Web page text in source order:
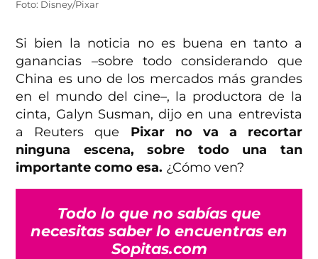
Foto: Disney/Pixar
Si bien la noticia no es buena en tanto a
ganancias –sobre todo considerando que
China es uno de los mercados más grandes
en el mundo del cine–, la productora de la
cinta, Galyn Susman, dijo en una entrevista
a Reuters que Pixar no va a recortar
ninguna escena, sobre todo una tan
importante como esa. ¿Cómo ven?
Todo lo que no sabías que
necesitas saber lo encuentras en
Sopitas.com